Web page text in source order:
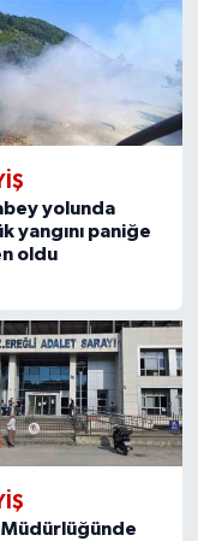
yolunda
yangını paniğe
oldu
Müdürlüğünde